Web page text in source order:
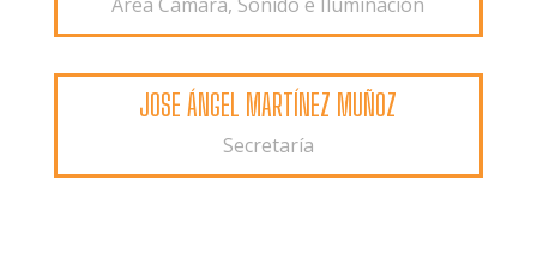
JOSE ÁNGEL MARTÍNEZ MUÑOZ
Secretaría